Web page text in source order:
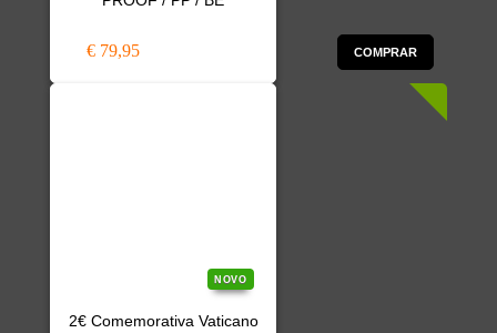
€ 79,95 COMPRAR
NOVO
2€ Comemorativa Vaticano